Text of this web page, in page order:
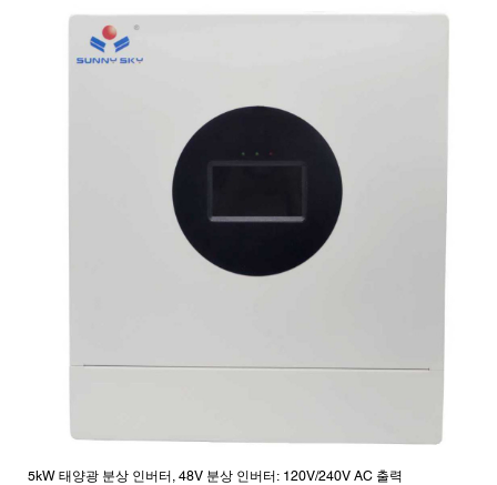
5kW 태양광 분상 인버터, 48V 분상 인버터: 120V/240V AC 출력